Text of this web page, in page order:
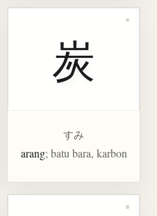
炭
すみ
arang; batu bara, karbon